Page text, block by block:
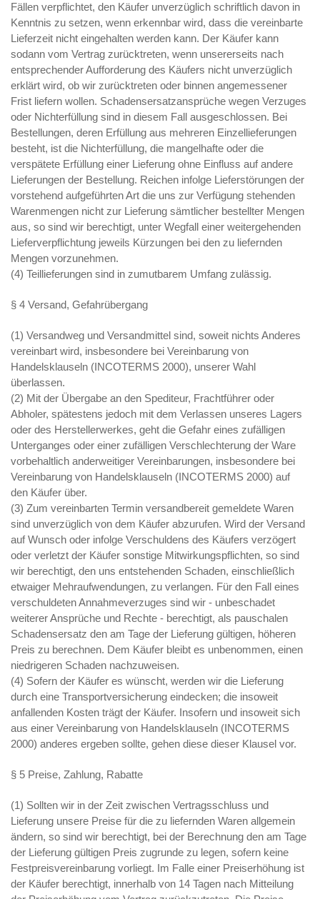
Fällen verpflichtet, den Käufer unverzüglich schriftlich davon in
Kenntnis zu setzen, wenn erkennbar wird, dass die vereinbarte
Lieferzeit nicht eingehalten werden kann. Der Käufer kann
sodann vom Vertrag zurücktreten, wenn unsererseits nach
entsprechender Aufforderung des Käufers nicht unverzüglich
erklärt wird, ob wir zurücktreten oder binnen angemessener
Frist liefern wollen. Schadensersatzansprüche wegen Verzuges
oder Nichterfüllung sind in diesem Fall ausgeschlossen. Bei
Bestellungen, deren Erfüllung aus mehreren Einzellieferungen
besteht, ist die Nichterfüllung, die mangelhafte oder die
verspätete Erfüllung einer Lieferung ohne Einfluss auf andere
Lieferungen der Bestellung. Reichen infolge Lieferstörungen der
vorstehend aufgeführten Art die uns zur Verfügung stehenden
Warenmengen nicht zur Lieferung sämtlicher bestellter Mengen
aus, so sind wir berechtigt, unter Wegfall einer weitergehenden
Lieferverpflichtung jeweils Kürzungen bei den zu liefernden
Mengen vorzunehmen.
(4) Teillieferungen sind in zumutbarem Umfang zulässig.
§ 4 Versand, Gefahrübergang
(1) Versandweg und Versandmittel sind, soweit nichts Anderes
vereinbart wird, insbesondere bei Vereinbarung von
Handelsklauseln (INCOTERMS 2000), unserer Wahl
überlassen.
(2) Mit der Übergabe an den Spediteur, Frachtführer oder
Abholer, spätestens jedoch mit dem Verlassen unseres Lagers
oder des Herstellerwerkes, geht die Gefahr eines zufälligen
Unterganges oder einer zufälligen Verschlechterung der Ware
vorbehaltlich anderweitiger Vereinbarungen, insbesondere bei
Vereinbarung von Handelsklauseln (INCOTERMS 2000) auf
den Käufer über.
(3) Zum vereinbarten Termin versandbereit gemeldete Waren
sind unverzüglich von dem Käufer abzurufen. Wird der Versand
auf Wunsch oder infolge Verschuldens des Käufers verzögert
oder verletzt der Käufer sonstige Mitwirkungspflichten, so sind
wir berechtigt, den uns entstehenden Schaden, einschließlich
etwaiger Mehraufwendungen, zu verlangen. Für den Fall eines
verschuldeten Annahmeverzuges sind wir - unbeschadet
weiterer Ansprüche und Rechte - berechtigt, als pauschalen
Schadensersatz den am Tage der Lieferung gültigen, höheren
Preis zu berechnen. Dem Käufer bleibt es unbenommen, einen
niedrigeren Schaden nachzuweisen.
(4) Sofern der Käufer es wünscht, werden wir die Lieferung
durch eine Transportversicherung eindecken; die insoweit
anfallenden Kosten trägt der Käufer. Insofern und insoweit sich
aus einer Vereinbarung von Handelsklauseln (INCOTERMS
2000) anderes ergeben sollte, gehen diese dieser Klausel vor.
§ 5 Preise, Zahlung, Rabatte
(1) Sollten wir in der Zeit zwischen Vertragsschluss und
Lieferung unsere Preise für die zu liefernden Waren allgemein
ändern, so sind wir berechtigt, bei der Berechnung den am Tage
der Lieferung gültigen Preis zugrunde zu legen, sofern keine
Festpreisvereinbarung vorliegt. Im Falle einer Preiserhöhung ist
der Käufer berechtigt, innerhalb von 14 Tagen nach Mitteilung